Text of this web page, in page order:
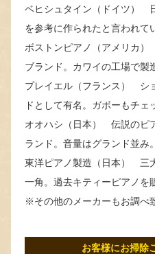
ベヒシュタイン（ドイツ）
を参考に作られたと言われて
ボストンピアノ（アメリカ
ブランド。カワイの工場で製
プレイエル（フランス） シ
ドとして有名。ガボーもチェ
オオハシ（日本） 伝説のピ
ランド。音量はグランド並み。
東洋ピアノ製造（日本） 三
一角。過去キティーピアノを
※その他のメーカーもお調べ
お客様にお掃除